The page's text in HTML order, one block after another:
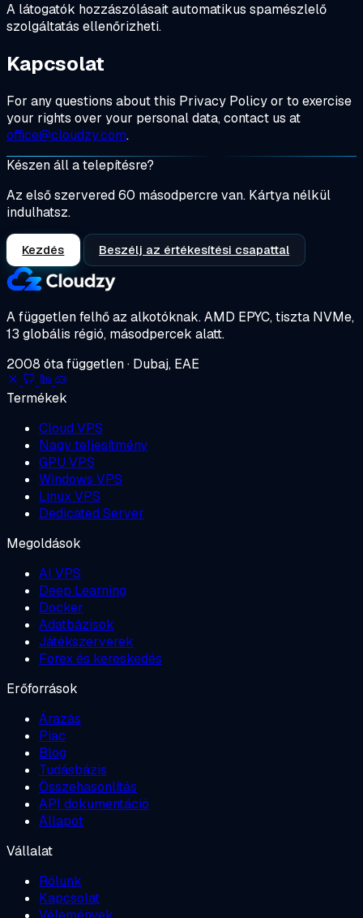
A látogatók hozzászólásait automatikus spamészlelő
szolgáltatás ellenőrizheti.
Kapcsolat
For any questions about this Privacy Policy or to exercise
your rights over your personal data, contact us at
office@cloudzy.com.
Készen áll a telepítésre?
Az első szervered 60 másodpercre van. Kártya nélkül
indulhatsz.
Kezdés Beszélj az értékesítési csapattal
A független felhő az alkotóknak.AMD EPYC, tiszta NVMe,
13 globális régió, másodpercek alatt.
2008 óta független · Dubaj, EAE
Termékek
Cloud VPS
Nagy teljesítmény
GPU VPS
Windows VPS
Linux VPS
Dedicated Server
Megoldások
AI VPS
Deep Learning
Docker
Adatbázisok
Játékszerverek
Forex és kereskedés
Erőforrások
Árazás
Piac
Blog
Tudásbázis
Összehasonlítás
API dokumentáció
Állapot
Vállalat
Rólunk
Kapcsolat